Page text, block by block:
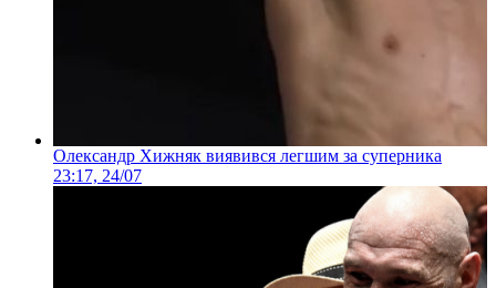
Олександр Хижняк виявився легшим за суперника
23:17, 24/07